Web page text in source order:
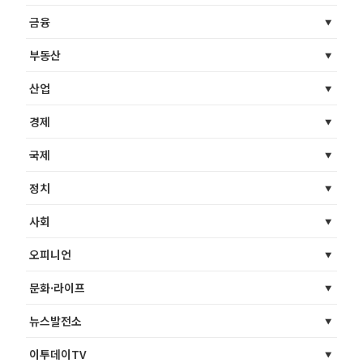
금융
부동산
산업
경제
국제
정치
사회
오피니언
문화·라이프
뉴스발전소
이투데이TV